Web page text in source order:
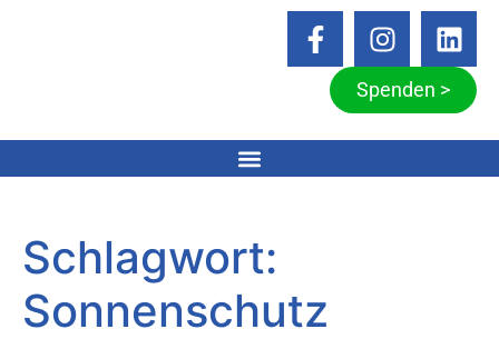
Spenden >
Schlagwort:
Sonnenschutz